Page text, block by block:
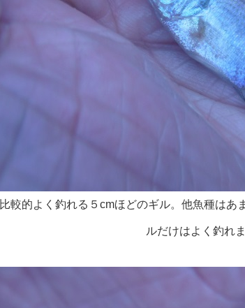
比較的よく釣れる５cmほどのギル。他魚種はあ
ルだけはよく釣れま